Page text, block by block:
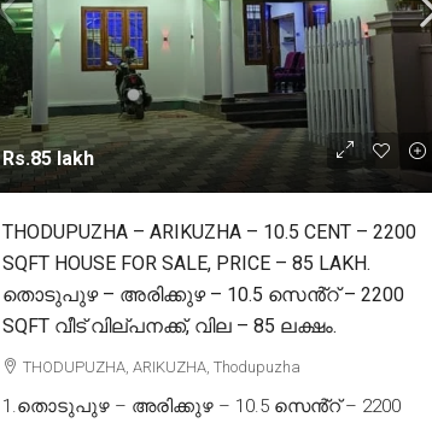
Rs.85 lakh
THODUPUZHA – ARIKUZHA – 10.5 CENT – 2200
SQFT HOUSE FOR SALE, PRICE – 85 LAKH.
തൊടുപുഴ – അരിക്കുഴ – 10.5 സെൻ്റ് – 2200
SQFT വീട് വില്പനക്ക്, വില – 85 ലക്ഷം.
THODUPUZHA, ARIKUZHA, Thodupuzha
1.തൊടുപുഴ – അരിക്കുഴ – 10.5 സെൻ്റ് – 2200